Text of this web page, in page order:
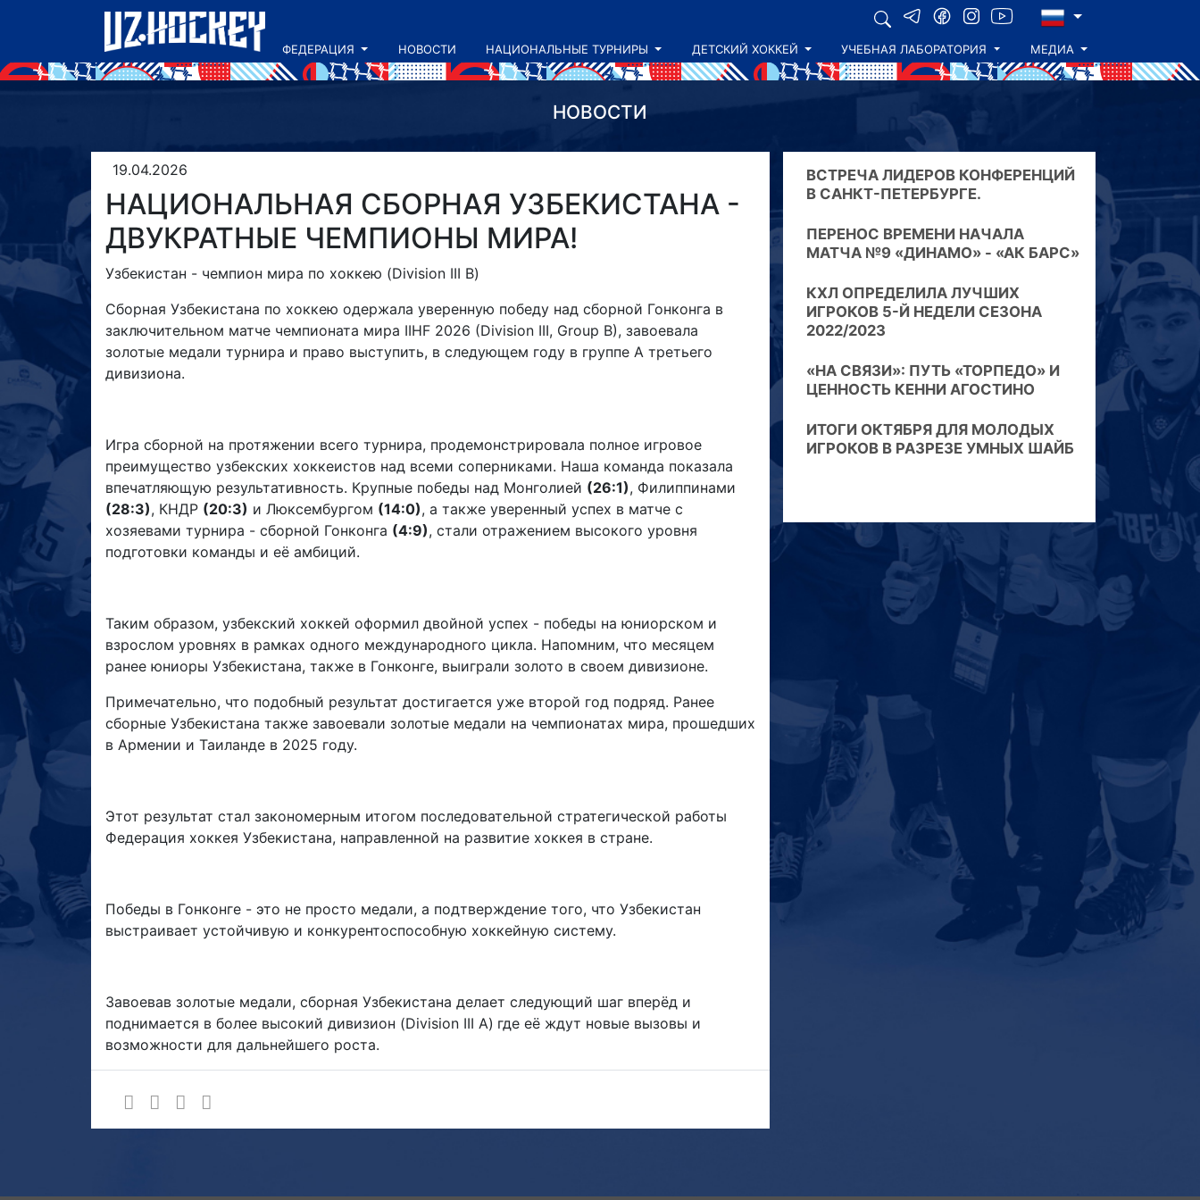
ФЕДЕРАЦИЯ НОВОСТИ НАЦИОНАЛЬНЫЕ ТУРНИРЫ ДЕТСКИЙ ХОККЕЙ УЧЕБНАЯ ЛАБОРАТОРИЯ МЕДИА
НОВОСТИ
19.04.2026
НАЦИОНАЛЬНАЯ СБОРНАЯ УЗБЕКИСТАНА -
ДВУКРАТНЫЕ ЧЕМПИОНЫ МИРА!
Узбекистан - чемпион мира по хоккею (Division III B)
Сборная Узбекистана по хоккею одержала уверенную победу над сборной Гонконга в
заключительном матче чемпионата мира IIHF 2026 (Division III, Group B), завоевала
золотые медали турнира и право выступить, в следующем году в группе А третьего
дивизиона.
Игра сборной на протяжении всего турнира, продемонстрировала полное игровое
преимущество узбекских хоккеистов над всеми соперниками. Наша команда показала
впечатляющую результативность. Крупные победы над Монголией (26:1), Филиппинами
(28:3), КНДР (20:3) и Люксембургом (14:0), а также уверенный успех в матче с
хозяевами турнира - сборной Гонконга (4:9), стали отражением высокого уровня
подготовки команды и её амбиций.
Таким образом, узбекский хоккей оформил двойной успех - победы на юниорском и
взрослом уровнях в рамках одного международного цикла. Напомним, что месяцем
ранее юниоры Узбекистана, также в Гонконге, выиграли золото в своем дивизионе.
Примечательно, что подобный результат достигается уже второй год подряд. Ранее
сборные Узбекистана также завоевали золотые медали на чемпионатах мира, прошедших
в Армении и Таиланде в 2025 году.
Этот результат стал закономерным итогом последовательной стратегической работы
Федерация хоккея Узбекистана, направленной на развитие хоккея в стране.
Победы в Гонконге - это не просто медали, а подтверждение того, что Узбекистан
выстраивает устойчивую и конкурентоспособную хоккейную систему.
Завоевав золотые медали, сборная Узбекистана делает следующий шаг вперёд и
поднимается в более высокий дивизион (Division III A) где её ждут новые вызовы и
возможности для дальнейшего роста.
ВСТРЕЧА ЛИДЕРОВ КОНФЕРЕНЦИЙ
В САНКТ-ПЕТЕРБУРГЕ.
ПЕРЕНОС ВРЕМЕНИ НАЧАЛА
МАТЧА №9 «ДИНАМО» - «АК БАРС»
КХЛ ОПРЕДЕЛИЛА ЛУЧШИХ
ИГРОКОВ 5-Й НЕДЕЛИ СЕЗОНА
2022/2023
«НА СВЯЗИ»: ПУТЬ «ТОРПЕДО» И
ЦЕННОСТЬ КЕННИ АГОСТИНО
ИТОГИ ОКТЯБРЯ ДЛЯ МОЛОДЫХ
ИГРОКОВ В РАЗРЕЗЕ УМНЫХ ШАЙБ